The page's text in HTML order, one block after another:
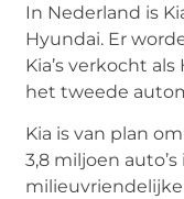
In Nederland is
Hyundai. Er
Kia’s verkocht
het tweede
Kia is van plan
3,8 miljoen
milieuvriendelijke